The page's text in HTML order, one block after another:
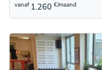
vanaf 1.260 €/maand